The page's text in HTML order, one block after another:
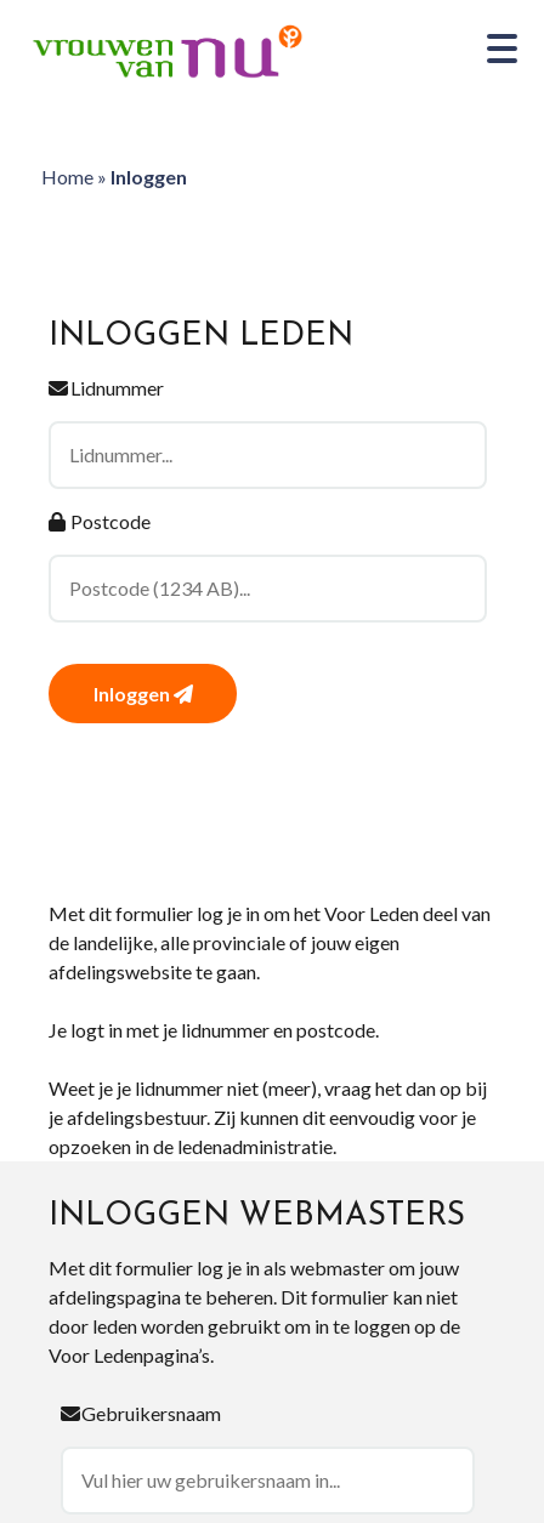
Home» Inloggen
INLOGGEN LEDEN
Lidnummer
Postcode
Inloggen
Met dit formulier log je in om het Voor Leden deel van
de landelijke, alle provinciale of jouw eigen
afdelingswebsite te gaan.
Je logt in met je lidnummer en postcode.
Weet je je lidnummer niet (meer), vraag het dan op bij
je afdelingsbestuur. Zij kunnen dit eenvoudig voor je
opzoeken in de ledenadministratie.
INLOGGEN WEBMASTERS
Met dit formulier log je in als webmaster om jouw
afdelingspagina te beheren. Dit formulier kan niet
door leden worden gebruikt om in te loggen op de
Voor Ledenpagina’s.
Gebruikersnaam